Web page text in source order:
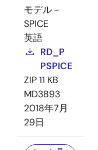
モデル－
SPICE
英語
RD_P
PSPICE
ZIP11 KB
MD3893
2018年7月
29日